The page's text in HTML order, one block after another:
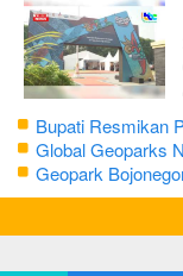
Bupati Resmikan
Bojonegoro
Global Geoparks
Geosite di
Geopark
Global Geopark